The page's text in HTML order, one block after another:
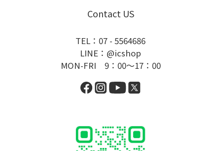
Contact US
TEL：07 - 5564686
LINE：@icshop
MON-FRI 9：00～17：00